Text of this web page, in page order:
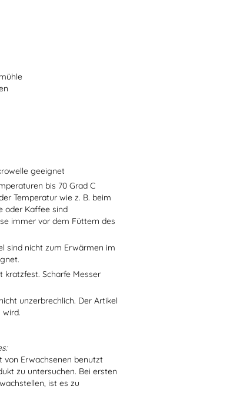
geeignet
bis 70 Grad C
Temperatur wie z. B. beim
oder Kaffee sind
immer vor dem Füttern des
sind nicht zum Erwärmen im
kratzfest. Scharfe Messer
unzerbrechlich. Der Artikel
wird.
von Erwachsenen benutzt
zu untersuchen. Bei ersten
ist es zu